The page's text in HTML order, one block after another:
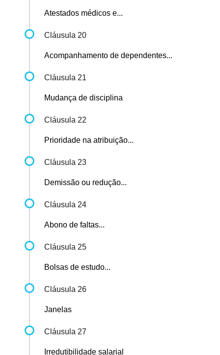
Atestados médicos e...
Cláusula 20
Acompanhamento de dependentes...
Cláusula 21
Mudança de disciplina
Cláusula 22
Prioridade na atribuição...
Cláusula 23
Demissão ou redução...
Cláusula 24
Abono de faltas...
Cláusula 25
Bolsas de estudo...
Cláusula 26
Janelas
Cláusula 27
Irredutibilidade salarial